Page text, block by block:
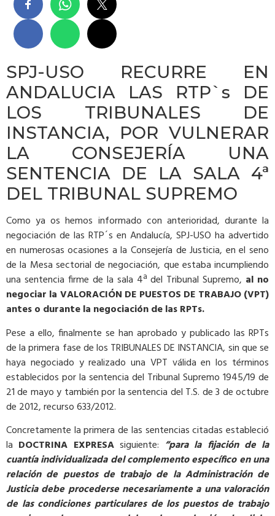
SPJ-USO RECURRE EN
ANDALUCIA LAS RTP`s DE
LOS TRIBUNALES DE
INSTANCIA, POR VULNERAR
LA CONSEJERÍA UNA
SENTENCIA DE LA SALA 4ª
DEL TRIBUNAL SUPREMO
Como ya os hemos informado con anterioridad, durante la
negociación de las RTP´s en Andalucía, SPJ-USO ha advertido
en numerosas ocasiones a la Consejería de Justicia, en el seno
de la Mesa sectorial de negociación, que estaba incumpliendo
una sentencia firme de la sala 4ª del Tribunal Supremo, al no
negociar la VALORACIÓN DE PUESTOS DE TRABAJO (VPT)
antes o durante la negociación de las RPTs.
Pese a ello, finalmente se han aprobado y publicado las RPTs
de la primera fase de los TRIBUNALES DE INSTANCIA, sin que se
haya negociado y realizado una VPT válida en los términos
establecidos por la sentencia del Tribunal Supremo 1945/19 de
21 de mayo y también por la sentencia del T.S. de 3 de octubre
de 2012, recurso 633/2012.
Concretamente la primera de las sentencias citadas estableció
la DOCTRINA EXPRESA siguiente: “para la fijación de la
cuantía individualizada del complemento específico en una
relación de puestos de trabajo de la Administración de
Justicia debe procederse necesariamente a una valoración
de las condiciones particulares de los puestos de trabajo